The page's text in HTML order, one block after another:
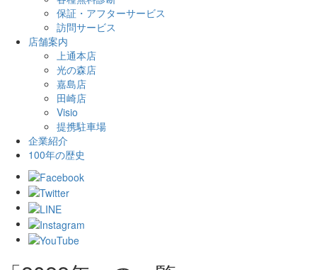
保証・アフターサービス
訪問サービス
店舗案内
上通本店
光の森店
嘉島店
田崎店
Visio
提携駐車場
企業紹介
100年の歴史